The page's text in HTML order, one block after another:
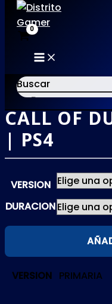
al
contenido
MAIN
MENU
Buscar
×
CALL OF
| PS4
VERSION
DURACION
CALL
BLACK
VERSION PRIMARIA